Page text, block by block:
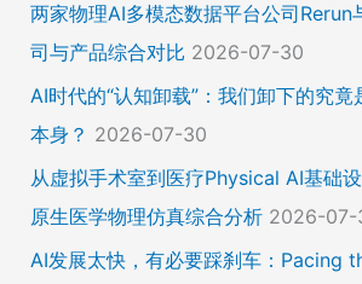
两家物理AI多模态数据平台公司
司与产品综合对比 2026-07-30
AI时代的“认知卸载”：我们卸下的究
本身？ 2026-07-30
从虚拟手术室到医疗Physical AI基础
原生医学物理仿真综合分析 2026-07-
AI发展太快，有必要踩刹车：Pacing